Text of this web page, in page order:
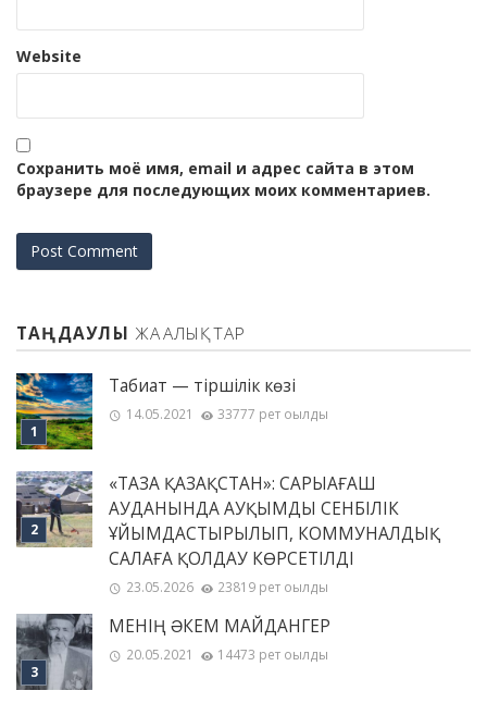
Website
Сохранить моё имя, email и адрес сайта в этом
браузере для последующих моих комментариев.
ТАҢДАУЛЫ ЖАҢАЛЫҚТАР
Табиғат — тіршілік көзі
14.05.2021 33777 рет оқылды
«ТАЗА ҚАЗАҚСТАН»: САРЫАҒАШ
АУДАНЫНДА АУҚЫМДЫ СЕНБІЛІК
ҰЙЫМДАСТЫРЫЛЫП, КОММУНАЛДЫҚ
САЛАҒА ҚОЛДАУ КӨРСЕТІЛДІ
23.05.2026 23819 рет оқылды
МЕНІҢ ƏКЕМ МАЙДАНГЕР
20.05.2021 14473 рет оқылды